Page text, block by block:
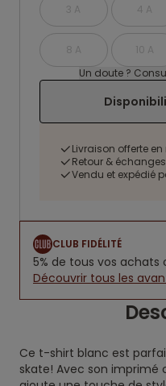
3 A 4 A
8 A 10 A
Un doute ?
Livraison offerte
Retour &
Vendu et expédié
CLUB FIDÉLITÉ
5% de tous vos
Découvrir tous les
Ce t-shirt blanc est
skate! Avec son imprimé